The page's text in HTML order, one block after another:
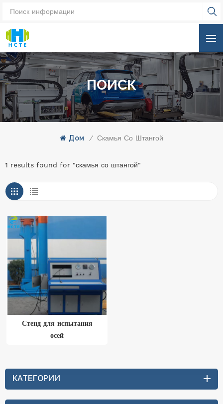
ПОИСК
Дом / Скамья Со Штангой
1 results found for "скамья со штангой"
Стенд для испытания
осей
КАТЕГОРИИ